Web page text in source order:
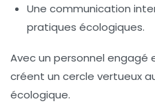
Une communication
pratiques écologiques.
Avec un personnel engagé
créent un cercle vertueux
écologique.